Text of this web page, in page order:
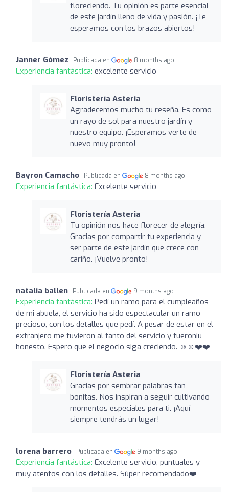
floreciendo. Tu opinión es parte esencial
de este jardín lleno de vida y pasión. ¡Te
esperamos con los brazos abiertos!
Janner Gómez Publicada en 8 months ago
Experiencia fantástica: excelente servicio
Floristería Asteria
Agradecemos mucho tu reseña. Es como
un rayo de sol para nuestro jardín y
nuestro equipo. ¡Esperamos verte de
nuevo muy pronto!
Bayron Camacho Publicada en 8 months ago
Experiencia fantástica: Excelente servicio
Floristería Asteria
Tu opinión nos hace florecer de alegría.
Gracias por compartir tu experiencia y
ser parte de este jardín que crece con
cariño. ¡Vuelve pronto!
natalia ballen Publicada en 9 months ago
Experiencia fantástica: Pedí un ramo para el cumpleaños
de mi abuela, el servicio ha sido espectacular un ramo
precioso, con los detalles que pedí. A pesar de estar en el
extranjero me tuvieron al tanto del servicio y fueroniu
honesto. Espero que el negocio siga creciendo. ☺️☺️❤️❤️
Floristería Asteria
Gracias por sembrar palabras tan
bonitas. Nos inspiran a seguir cultivando
momentos especiales para ti. ¡Aquí
siempre tendrás un lugar!
lorena barrero Publicada en 9 months ago
Experiencia fantástica: Excelente servicio, puntuales y
muy atentos con los detalles. Súper recomendado❤️